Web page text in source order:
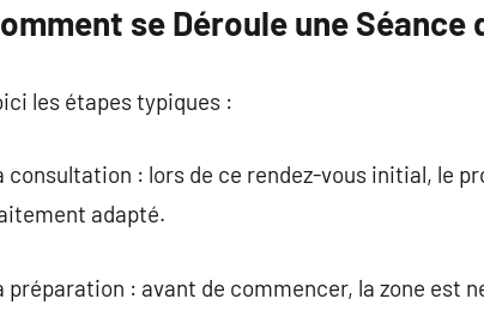
se Déroule une
les étapes typiques :
consultation : lors de ce rendez-vous initial, le
adapté.
préparation : avant de commencer, la zone est